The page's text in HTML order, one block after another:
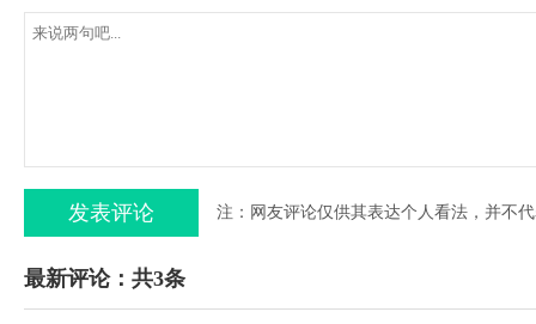
注：网友评论仅供其表达个人看法，并不
最新评论：共3条